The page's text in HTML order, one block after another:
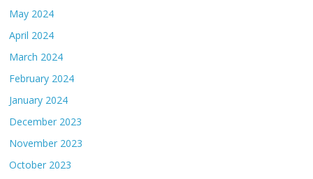
May 2024
April 2024
March 2024
February 2024
January 2024
December 2023
November 2023
October 2023